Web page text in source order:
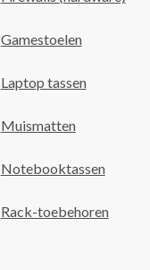
Gamestoelen
Laptop tassen
Muismatten
Notebooktassen
Rack-toebehoren